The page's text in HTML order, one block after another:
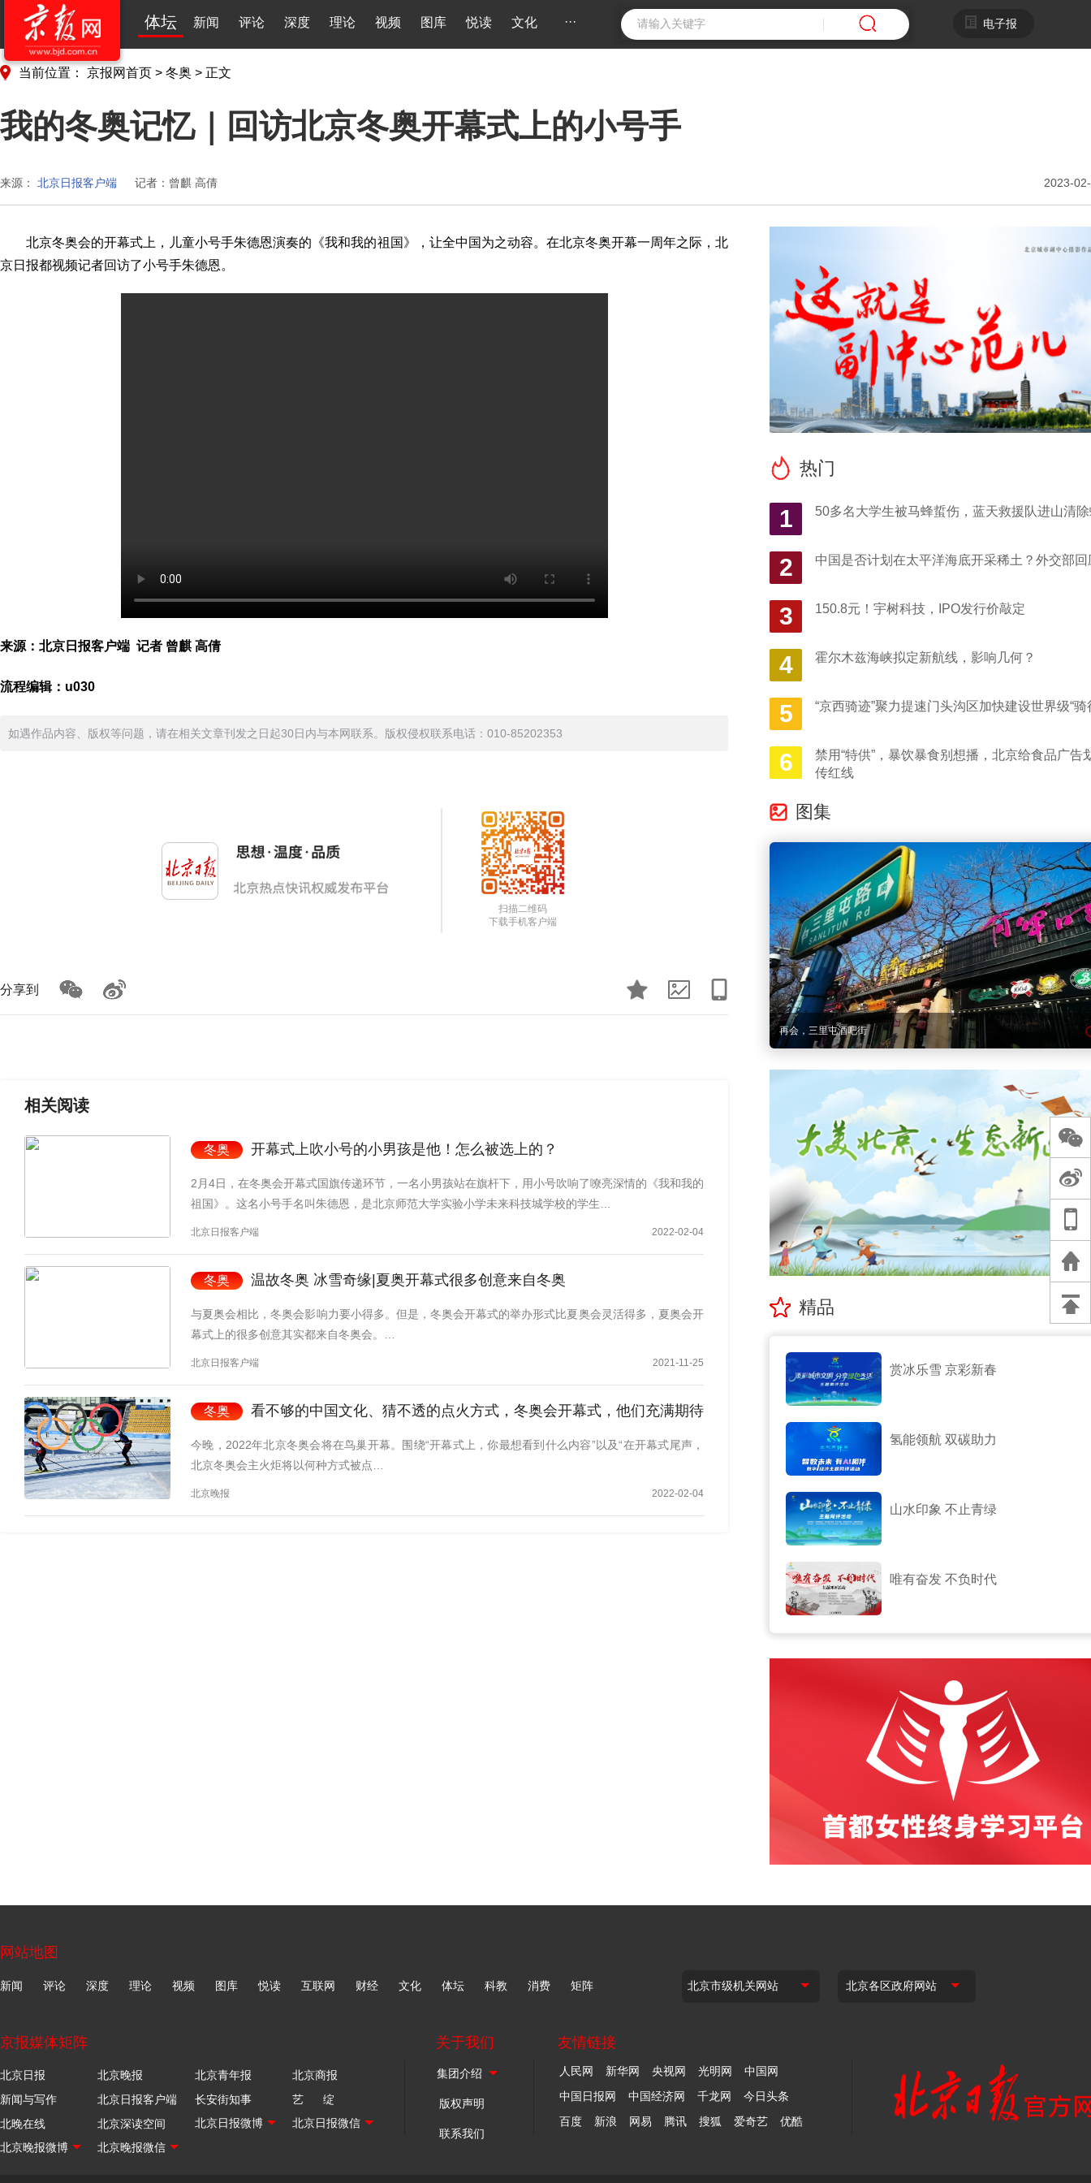
体坛 新闻 评论 深度 理论 视频 图库 悦读 文化 ··· 电子报
当前位置： 京报网首页 > 冬奥 > 正文
我的冬奥记忆｜回访北京冬奥开幕式上的小号手
来源： 北京日报客户端 记者：曾麒 高倩 2023-
北京冬奥会的开幕式上，儿童小号手朱德恩演奏的《我和我的祖国》，让全中国为之动容。在北京冬奥开幕一周年之际，北
京日报都视频记者回访了小号手朱德恩。
来源：北京日报客户端 记者 曾麒 高倩
流程编辑：u030
如遇作品内容、版权等问题，请在相关文章刊发之日起30日内与本网联系。版权侵权联系电话：010-85202353
扫描二维码
下载手机客户端
分享到
相关阅读
冬奥 开幕式上吹小号的小男孩是他！怎么被选上的？
2月4日，在冬奥会开幕式国旗传递环节，一名小男孩站在旗杆下，用小号吹响了嘹亮深情的《我和我的
祖国》。这名小号手名叫朱德恩，是北京师范大学实验小学未来科技城学校的学生…
北京日报客户端 2022-02-04
冬奥 温故冬奥 冰雪奇缘|夏奥开幕式很多创意来自冬奥
与夏奥会相比，冬奥会影响力要小得多。但是，冬奥会开幕式的举办形式比夏奥会灵活得多，夏奥会开
幕式上的很多创意其实都来自冬奥会。…
北京日报客户端 2021-11-25
冬奥 看不够的中国文化、猜不透的点火方式，冬奥会开幕式，他们充满期待
今晚，2022年北京冬奥会将在鸟巢开幕。围绕“开幕式上，你最想看到什么内容”以及“在开幕式尾声，
北京冬奥会主火炬将以何种方式被点…
北京晚报 2022-02-04
热门
1 50多名大学生被马蜂蜇伤，蓝天救援队进山清
2 中国是否计划在太平洋海底开采稀土？外交部回
3 150.8元！宇树科技，IPO发行价敲定
4 霍尔木兹海峡拟定新航线，影响几何？
5 “京西骑迹”聚力提速门头沟区加快建设世界级“骑
6
禁用“特供”，暴饮暴食别想播，北京给食品广告
传红线
图集
再会，三里屯酒吧街
精品
赏冰乐雪 京彩新春
氢能领航 双碳助力
山水印象 不止青绿
唯有奋发 不负时代
网站地图
新闻 评论 深度 理论 视频 图库 悦读 互联网 财经 文化 体坛 科教 消费 矩阵
京报媒体矩阵
北京日报 北京晚报 北京青年报
北京商报
新闻与写作
北京日报客户端 长安街知事
艺 绽
北晚在线
北京深读空间
关于我们
版权声明
联系我们
友情链接
人民网 新华网 央视网 光明网
中国网
中国日报网
中国经济网 千龙网
今日头条
百度
新浪 网易 腾讯 搜狐 爱奇艺 优酷